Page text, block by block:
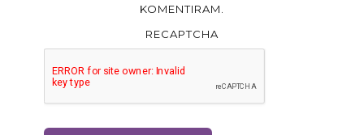
KOMENTIRAM.
RECAPTCHA